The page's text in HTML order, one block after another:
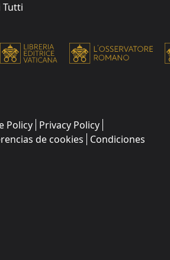
Tutti
Policy Privacy Policy
de cookies Condiciones